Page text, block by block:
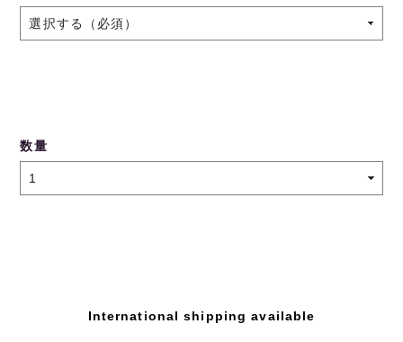
数量
International shipping available